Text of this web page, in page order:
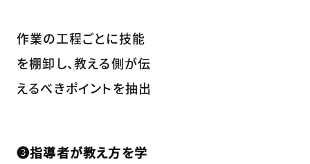
作業の工程ごとに技能
を棚卸し、教える側が伝
えるべきポイントを抽出
❸指導者が教え方を学